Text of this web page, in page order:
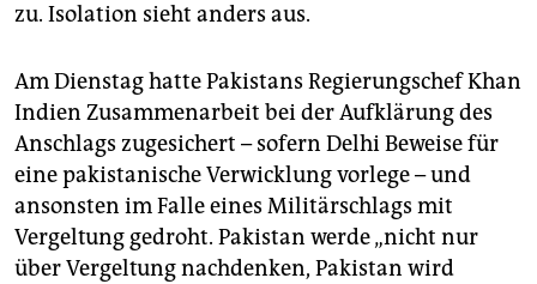
zu. Isolation sieht anders aus.
Am Dienstag hatte Pakistans Regierungschef Khan
Indien Zusammenarbeit bei der Aufklärung des
Anschlags zugesichert – sofern Delhi Beweise für
eine pakistanische Verwicklung vorlege – und
ansonsten im Falle eines Militärschlags mit
Vergeltung gedroht. Pakistan werde „nicht nur
über Vergeltung nachdenken, Pakistan wird